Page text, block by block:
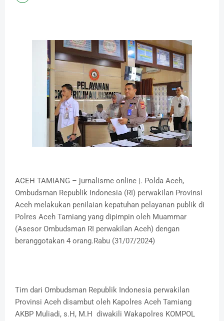
ACEH TAMIANG – jurnalisme online |. Polda Aceh,
Ombudsman Republik Indonesia (RI) perwakilan Provinsi
Aceh melakukan penilaian kepatuhan pelayanan publik di
Polres Aceh Tamiang yang dipimpin oleh Muammar
(Asesor Ombudsman RI perwakilan Aceh) dengan
beranggotakan 4 orang.Rabu (31/07/2024)
Tim dari Ombudsman Republik Indonesia perwakilan
Provinsi Aceh disambut oleh Kapolres Aceh Tamiang
AKBP Muliadi, s.H, M.H diwakili Wakapolres KOMPOL